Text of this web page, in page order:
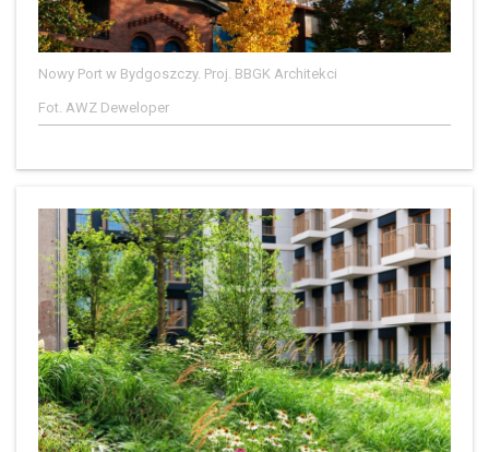
Nowy Port w Bydgoszczy. Proj. BBGK Architekci
Fot. AWZ Deweloper